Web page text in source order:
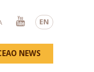
EN
Youtube
NEWS